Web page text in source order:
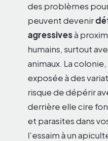
des problèmes
peuvent devenir
agressivesà
humains, surtout
animaux. La
exposée à des
risque de dépérir
derrière elle cire
et parasites dans
l’essaim à un